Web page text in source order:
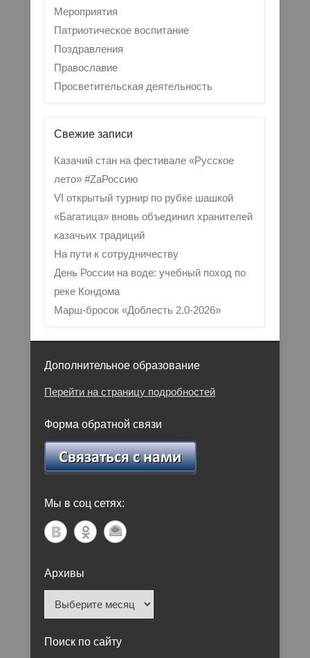
Мероприятия
Патриотическое воспитание
Поздравления
Православие
Просветительская деятельность
Свежие записи
Казачий стан на фестивале «Русское
лето» #ZaРоссию
VI открытый турнир по рубке шашкой
«Багатица» вновь объединил хранителей
казачьих традиций
На пути к сотрудничеству
День России на воде: учебный поход по
реке Кондома
Марш-бросок «Доблесть 2.0-2026»
Дополнительное образование
Перейти на страницу подробностей
Форма обратной связи
Мы в соц сетях:
Архивы
Архивы
Поиск по сайту